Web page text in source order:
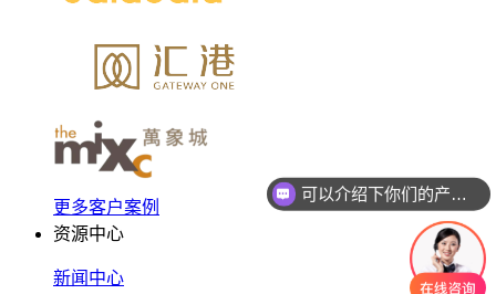
更多客户案例
资源中心
新闻中心
你们是怎么收费的呢